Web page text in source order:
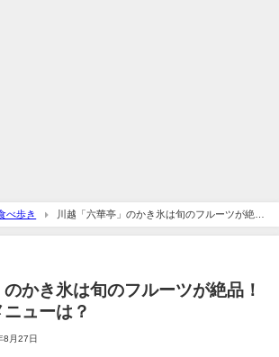
べ歩き
川越「六華亭」のかき氷は旬のフルーツが絶
は？
かき氷は旬のフルーツが絶品！
ューは？
8月27日